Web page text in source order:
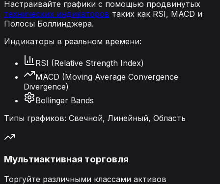
Настраивайте графики с помощью продвинутых
технических индикаторов таких как RSI, MACD и
Полосы Боллинджера.
Индикаторы в реальном времени:
RSI (Relative Strength Index)
MACD (Moving Average Convergence
Divergence)
Bollinger Bands
Типы графиков: Свечной, Линейный, Область
Мультиактивная торговля
Торгуйте различными классами активов